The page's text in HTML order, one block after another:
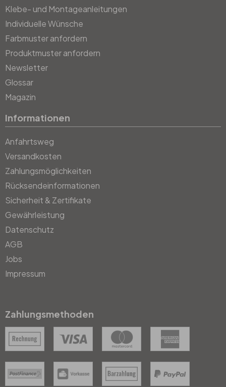
Klebe- und Montageanleitungen
Individuelle Wünsche
Farbmuster anfordern
Produktmuster anfordern
Newsletter
Glossar
Magazin
Informationen
Anfahrtsweg
Versandkosten
Zahlungsmöglichkeiten
Rücksendeinformationen
Sicherheit & Zertifikate
Gewährleistung
Datenschutz
AGB
Jobs
Impressum
Zahlungsmethoden